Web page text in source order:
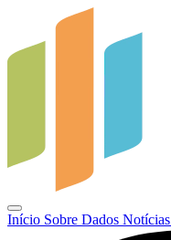
Início Sobre Dados Notícias